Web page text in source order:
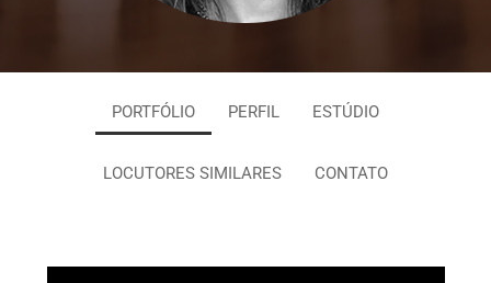
PORTFÓLIO PERFIL ESTÚDIO
LOCUTORES SIMILARES CONTATO